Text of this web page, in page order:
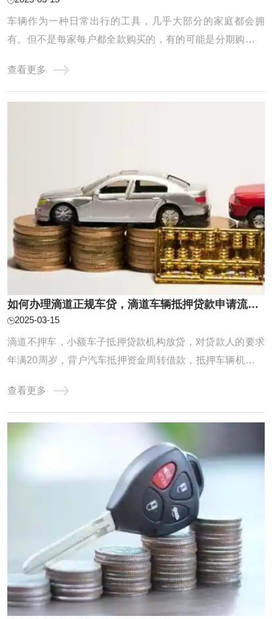
车辆作为一种日常出行的工具，几乎大部分的家庭都会拥
有。但不是每家每户都全款购买的，有的可能是分期购买并
吗？一般来说，滴道不押车贷款都是需要全款车或者已经还
清贷款的车才可以申请贷款的，但是很多人会问按揭车能贷
查看更多
如何办理滴道正规车贷，滴道车辆抵押贷款申请流程和条件介绍
2025-03-15
滴道不押车，小额车子抵押贷款机构放贷，对贷款人的要求
年满20周岁，背户汽车抵押资金周转借款，抵押车辆机构创
的时代，汽车抵押贷款已经成为一种常见的借贷方式。滴
道，作为一座经济繁荣的城市，汽车抵押贷款更是广受欢
迎。那么，滴道的汽车抵押贷款具体怎么办理呢？ ...
查看更多